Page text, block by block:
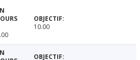
10.00